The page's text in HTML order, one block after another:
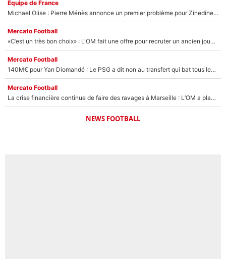
Équipe de France
Michael Olise : Pierre Ménès annonce un premier problème pour Zinedine Zidane en équipe de France
Mercato Football
«C’est un très bon choix» : L'OM fait une offre pour recruter un ancien joueur du PSG... et c'est validé dans l'After Foot !
Mercato Football
140M€ pour Yan Diomandé : Le PSG a dit non au transfert qui bat tous les records sur le mercato
Mercato Football
La crise financière continue de faire des ravages à Marseille : L’OM a placé 12 joueurs sur le marché des transferts… et ça pourrait lui rapporter près de 100M€ !
NEWS FOOTBALL